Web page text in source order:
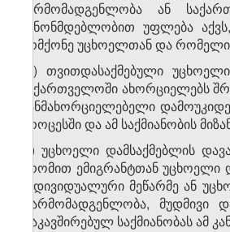
წარმომადგენლობა ან
კანონმდებლობით უფლება
არმქონე უცხოელთან და
) თვითდასაქმებული
საქართველოში ახორციელებს
განმახორციელებელი
პროცესში და ამ საქმიანობის
დ) უცხოელი დამსაქმებლის
შრომით ემიგრანტთან
ინდივიდუალური მეწარმე ან
(წარმომადგენლობა,
დაკავშირებულ საქმიანობას ამ